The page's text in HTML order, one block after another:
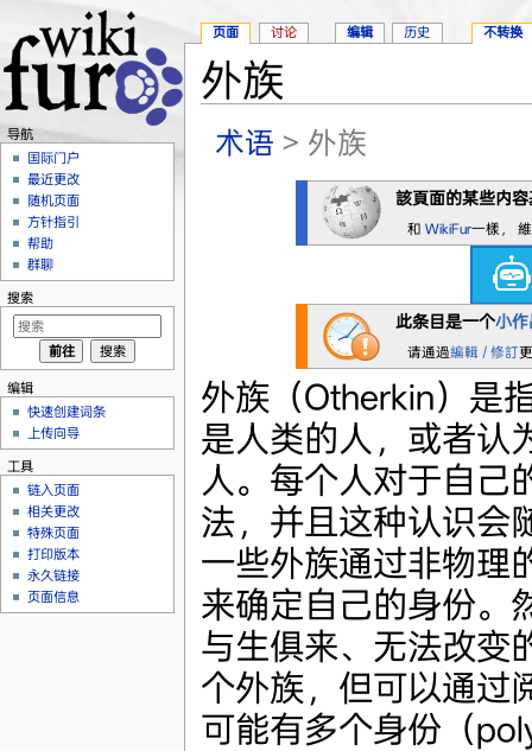
外族
术语 > 外族
該頁面的某些内
和 WikiFur一樣，
此条目是一个小作
请通過編輯 / 修訂
外族（Otherkin）是
是人类的人，或者认
人。每个人对于自己
法，并且这种认识会
一些外族通过非物理
来确定自己的身份。
与生俱来、无法改变
个外族，但可以通过
可能有多个身份（
页面 讨论 编辑 历史 不转换
导航
国际门户
最近更改
随机页面
方针指引
帮助
群聊
搜索
编辑
快速创建词条
上传向导
工具
链入页面
相关更改
特殊页面
打印版本
永久链接
页面信息